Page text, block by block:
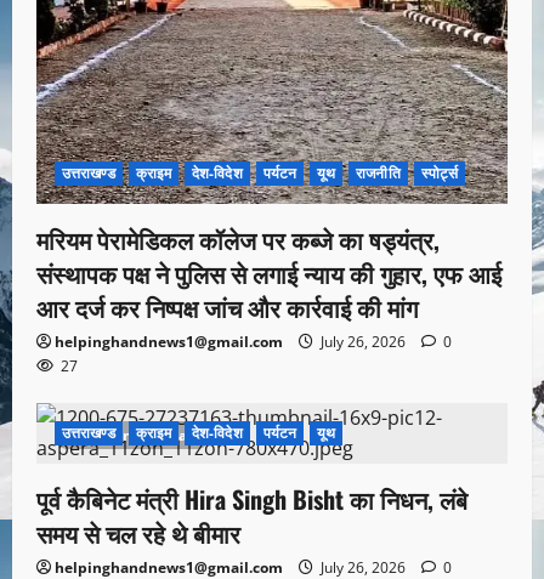
उत्तराखण्ड क्राइम देश-विदेश पर्यटन यूथ राजनीति स्पोर्ट्स
मरियम पेरामेडिकल कॉलेज पर कब्जे का षड्यंत्र,
संस्थापक पक्ष ने पुलिस से लगाई न्याय की गुहार, एफ आई
आर दर्ज कर निष्पक्ष जांच और कार्रवाई की मांग
helpinghandnews1@gmail.com July 26, 2026
0
27
1 minute read
उत्तराखण्ड क्राइम देश-विदेश पर्यटन यूथ
पूर्व कैबिनेट मंत्री Hira Singh Bisht का निधन, लंबे
समय से चल रहे थे बीमार
helpinghandnews1@gmail.com July 26, 2026
0